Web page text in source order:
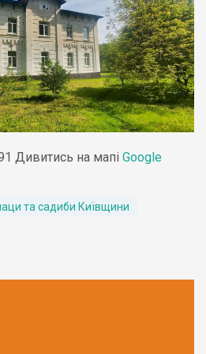
Дивитись на мапі Google
та садиби Київщини